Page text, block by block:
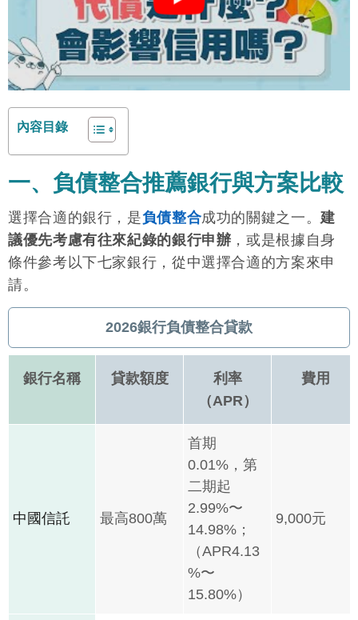
內容目錄
一、負債整合推薦銀行與方案比較
選擇合適的銀行，是負債整合成功的關鍵之一。建
議優先考慮有往來紀錄的銀行申辦 ，或是根據自身
條件參考以下七家銀行，從中選擇合適的方案來申
請。
2026銀行負債整合貸款
銀行名稱 貸款額度
利率
（APR）
費用
中國信託 最高800萬
首期
0.01%，第
二期起
2.99%〜
14.98%；
（APR4.13
%〜
15.80%）
9,000元